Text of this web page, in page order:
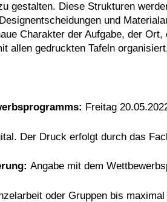
gestalten. Diese Strukturen
und
Charakter der Aufgabe, der
allen gedruckten Tafeln
Freitag
Der Druck erfolgt durch das
Angabe mit dem
oder Gruppen bis